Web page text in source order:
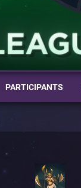
PARTICIPANTS